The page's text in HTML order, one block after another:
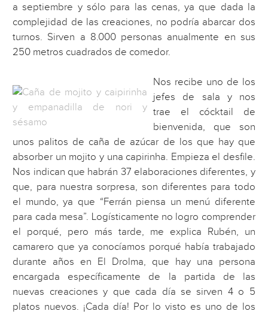
a septiembre y sólo para las cenas, ya que dada la
complejidad de las creaciones, no podría abarcar dos
turnos. Sirven a 8.000 personas anualmente en sus
250 metros cuadrados de comedor.
Nos recibe uno de los
jefes de sala y nos
trae el cócktail de
bienvenida, que son
unos palitos de caña de azúcar de los que hay que
absorber un mojito y una capirinha. Empieza el desfile.
Nos indican que habrán 37 elaboraciones diferentes, y
que, para nuestra sorpresa, son diferentes para todo
el mundo, ya que “Ferrán piensa un menú diferente
para cada mesa”. Logísticamente no logro comprender
el porqué, pero más tarde, me explica Rubén, un
camarero que ya conocíamos porqué había trabajado
durante años en El Drolma, que hay una persona
encargada específicamente de la partida de las
nuevas creaciones y que cada día se sirven 4 o 5
platos nuevos. ¡Cada día! Por lo visto es uno de los